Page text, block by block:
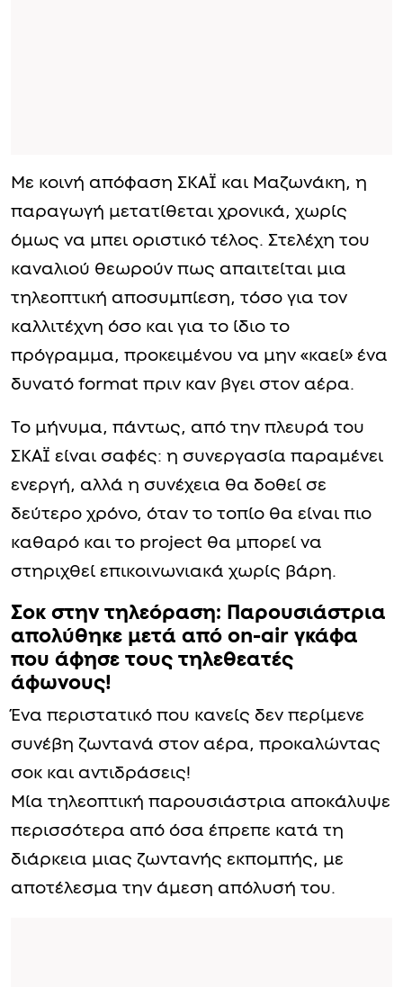
Με κοινή απόφαση ΣΚΑΪ και Μαζωνάκη, η
παραγωγή μετατίθεται χρονικά, χωρίς
όμως να μπει οριστικό τέλος. Στελέχη του
καναλιού θεωρούν πως απαιτείται μια
τηλεοπτική αποσυμπίεση, τόσο για τον
καλλιτέχνη όσο και για το ίδιο το
πρόγραμμα, προκειμένου να μην «καεί» ένα
δυνατό format πριν καν βγει στον αέρα.
Το μήνυμα, πάντως, από την πλευρά του
ΣΚΑΪ είναι σαφές: η συνεργασία παραμένει
ενεργή, αλλά η συνέχεια θα δοθεί σε
δεύτερο χρόνο, όταν το τοπίο θα είναι πιο
καθαρό και το project θα μπορεί να
στηριχθεί επικοινωνιακά χωρίς βάρη.
Σοκ στην τηλεόραση: Παρουσιάστρια
απολύθηκε μετά από on-air γκάφα
που άφησε τους τηλεθεατές
άφωνους!
Ένα περιστατικό που κανείς δεν περίμενε
συνέβη ζωντανά στον αέρα, προκαλώντας
σοκ και αντιδράσεις!
Μία τηλεοπτική παρουσιάστρια αποκάλυψε
περισσότερα από όσα έπρεπε κατά τη
διάρκεια μιας ζωντανής εκπομπής, με
αποτέλεσμα την άμεση απόλυσή του.